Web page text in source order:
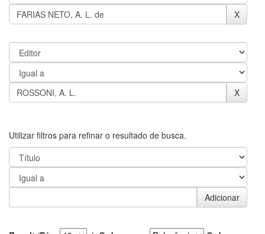
Utilizar filtros para refinar o resultado de busca.